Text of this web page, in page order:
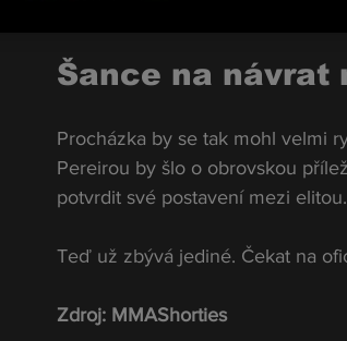
Šance na návrat
Procházka by se tak mohl velmi
Pereirou by šlo o obrovskou
potvrdit své postavení mezi elitou.
Teď už zbývá jediné. Čekat na
Zdroj: MMAShorties